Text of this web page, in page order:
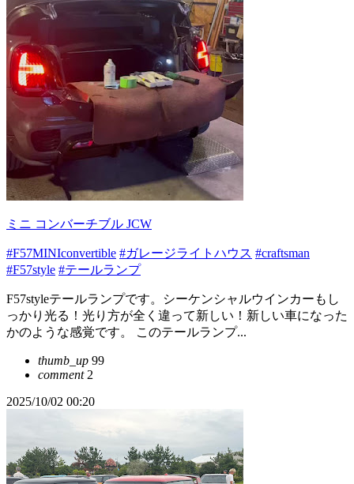
ミニ コンバーチブル JCW
#F57MINIconvertible #ガレージライトハウス #craftsman
#F57style #テールランプ
F57styleテールランプです。シーケンシャルウインカーもし
っかり光る！光り方が全く違って新しい！新しい車になった
かのような感覚です。 このテールランプ...
thumb_up 99
comment2
2025/10/02 00:20